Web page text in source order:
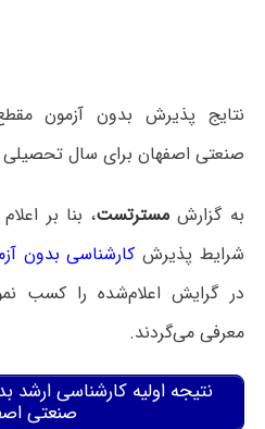
نتایج پذیرش بدون آزمون
صنعتی اصفهان برای سال تحصیلی ۱۴۰۲-۱۴۰۳ اعلام شد.
به گزارش مسترتست، بنا بر
شرایط پذیرش کارشناسی بدون
در گرایش اعلام‌شده را کسب
معرفی می‌گردند.
صنعتی